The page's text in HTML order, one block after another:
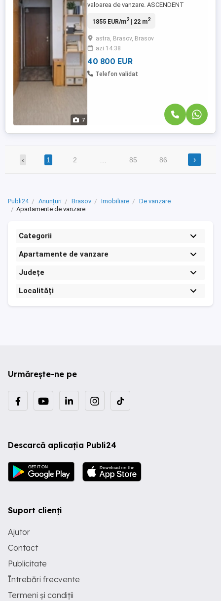
7
valoarea de vanzare. ASCENDENT
camera de camin situata in cartierul Astra,
nivelul de confort oferit si functionalitatea
excelenta a spatiului. Mica rezidenta este
compartimentata si amenajata ...
1855 EUR/m2| 22 m2
astra, Brasov, Brasov
azi 14:38
40 800 EUR
Telefon validat
‹ 1 2 85 86 ›
Publi24 Anunțuri Brasov Imobiliare
De vanzare
Apartamente de vanzare
Categorii
Apartamente de vanzare
Județe
Localități
Urmărește-ne pe
Descarcă aplicația Publi24
Suport clienți
Ajutor
Contact
Publicitate
Întrebări frecvente
Termeni și condiții